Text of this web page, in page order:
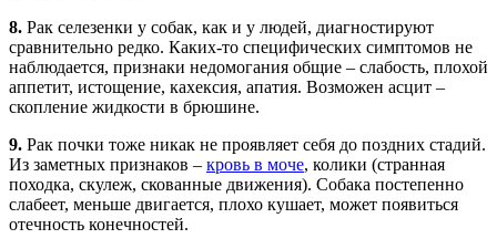
8. Рак селезенки у собак, как и у людей, диагностируют
сравнительно редко. Каких-то специфических симптомов не
наблюдается, признаки недомогания общие – слабость, плохой
аппетит, истощение, кахексия, апатия. Возможен асцит –
скопление жидкости в брюшине.
9. Рак почки тоже никак не проявляет себя до поздних стадий.
Из заметных признаков – кровь в моче, колики (странная
походка, скулеж, скованные движения). Собака постепенно
слабеет, меньше двигается, плохо кушает, может появиться
отечность конечностей.